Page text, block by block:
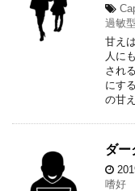
過敏型
甘え
人に
され
にす
の甘
ダー
嗜好